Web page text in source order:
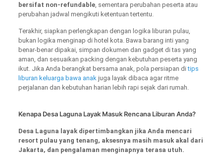
bersifat non-refundable, sementara perubahan peserta atau
perubahan jadwal mengikuti ketentuan tertentu.
Terakhir, siapkan perlengkapan dengan logika liburan pulau,
bukan logika menginap di hotel kota. Bawa barang inti yang
benar-benar dipakai, simpan dokumen dan gadget di tas yang
aman, dan sesuaikan packing dengan kebutuhan peserta yang
ikut. Jika Anda berangkat bersama anak, pola persiapan ditips
liburan keluarga bawa anak juga layak dibaca agar ritme
perjalanan dan kebutuhan harian lebih rapi sejak dari rumah.
Kenapa Desa Laguna Layak Masuk Rencana Liburan Anda?
Desa Laguna layak dipertimbangkan jika Anda mencari
resort pulau yang tenang, aksesnya masih masuk akal dari
Jakarta, dan pengalaman menginapnya terasa utuh.